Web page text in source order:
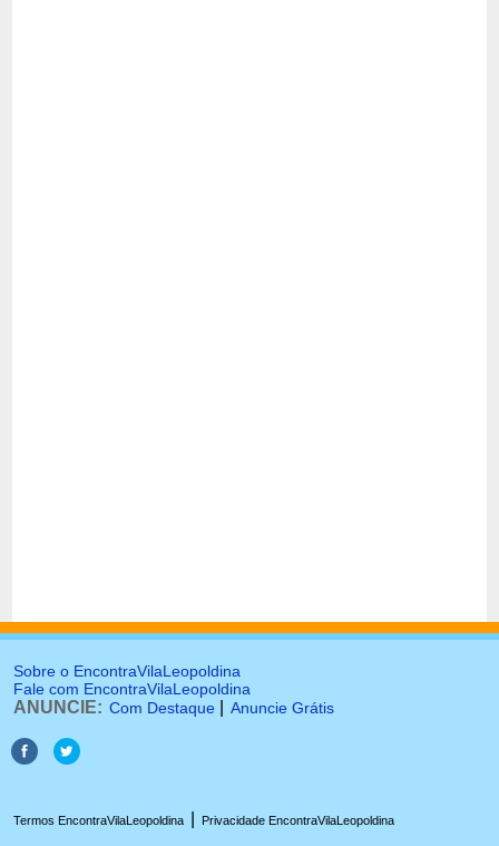
Sobre o EncontraVilaLeopoldina
Fale com EncontraVilaLeopoldina
ANUNCIE: Com Destaque Anuncie Grátis
Termos EncontraVilaLeopoldina Privacidade EncontraVilaLeopoldina